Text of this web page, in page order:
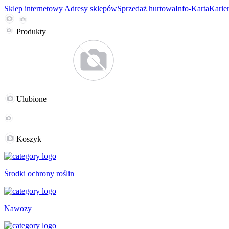
Sklep internetowy Adresy sklepówSprzedaż hurtowaInfo-Karta
Produkty
Ulubione
Koszyk
Środki ochrony roślin
Nawozy